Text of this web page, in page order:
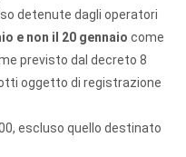
detenute dagli operatori
e non il 20 gennaio come
previsto dal decreto 8
oggetto di registrazione
escluso quello destinato